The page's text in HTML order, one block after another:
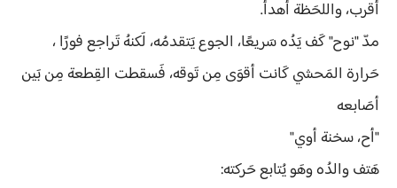
أقرب، واللحَظة أهدأ.
مدّ "نوح" كَف يَدُه سَريعًا، الجوع يَتقدمُه، لَكنهُ تَراجع فورًا ،
حَرارة المَحشي كَانت أقوَى مِن تَوقه، فَسقطت القِطعة مِن بَين
أصَابعه
"أح، سخنة أوي"
هَتف والدُه وهَو يُتابع حَركته: